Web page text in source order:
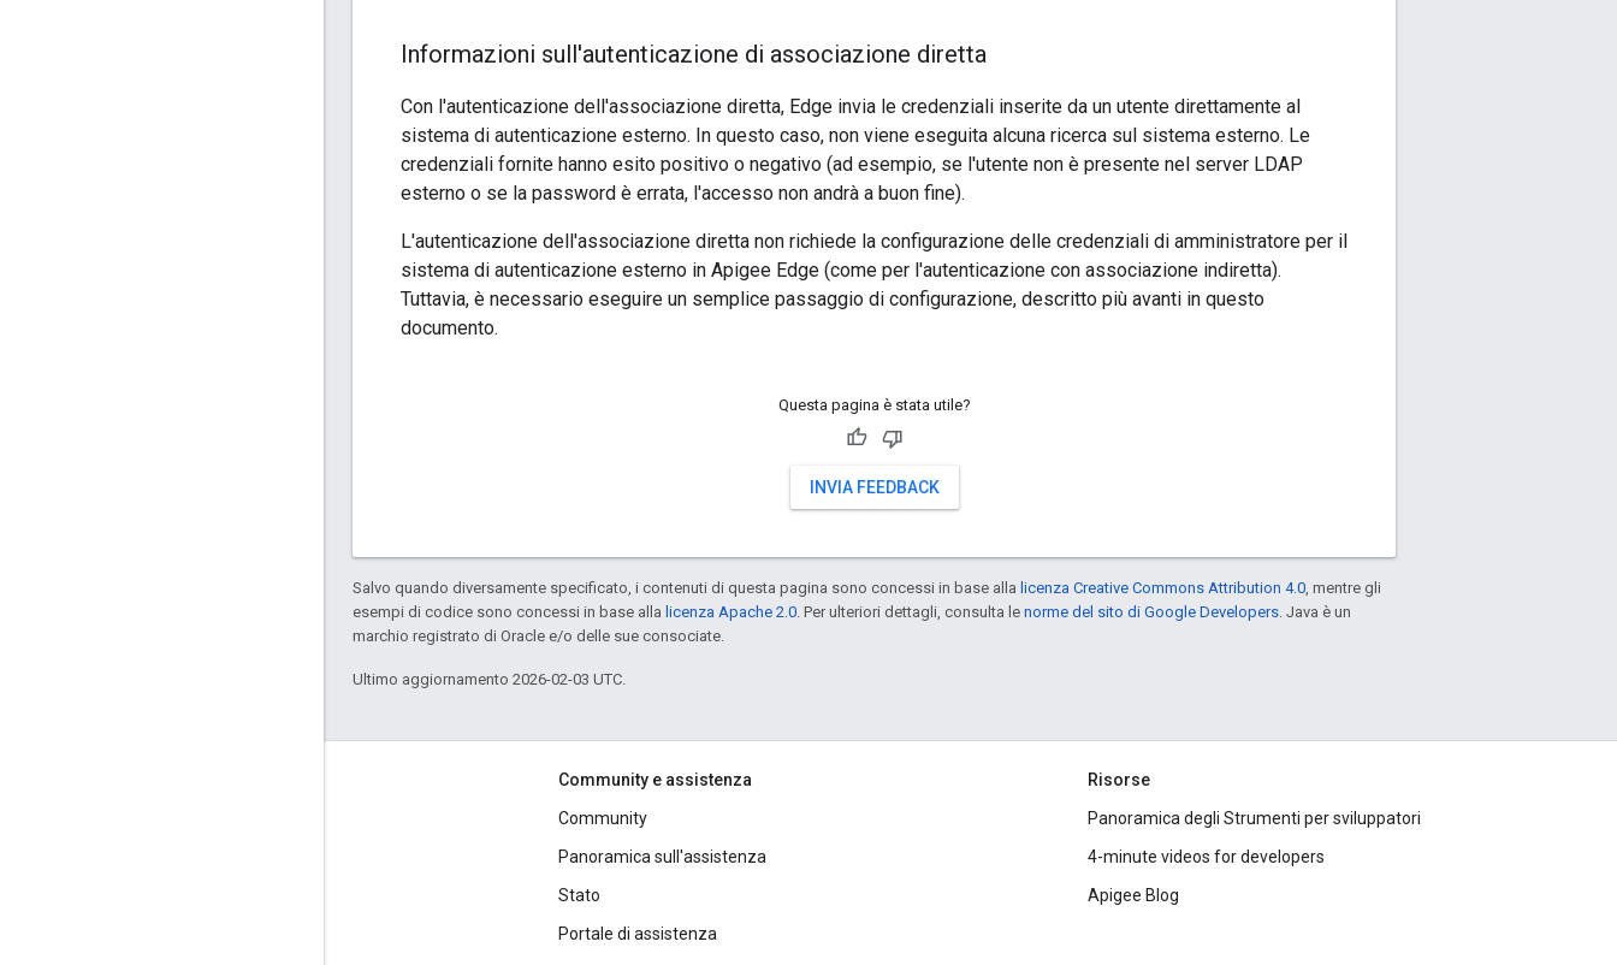
Informazioni sull'autenticazione di associazione diretta
Con l'autenticazione dell'associazione diretta, Edge invia le credenziali inserite da un utente direttamente al
sistema di autenticazione esterno. In questo caso, non viene eseguita alcuna ricerca sul sistema esterno. Le
credenziali fornite hanno esito positivo o negativo (ad esempio, se l'utente non è presente nel server LDAP
esterno o se la password è errata, l'accesso non andrà a buon fine).
L'autenticazione dell'associazione diretta non richiede la configurazione delle credenziali di amministratore per il
sistema di autenticazione esterno in Apigee Edge (come per l'autenticazione con associazione indiretta).
Tuttavia, è necessario eseguire un semplice passaggio di configurazione, descritto più avanti in questo
documento.
Questa pagina è stata utile?
INVIA FEEDBACK
Salvo quando diversamente specificato, i contenuti di questa pagina sono concessi in base alla licenza Creative Commons Attribution 4.0, mentre gli
esempi di codice sono concessi in base alla licenza Apache 2.0. Per ulteriori dettagli, consulta le norme del sito di Google Developers. Java è un
marchio registrato di Oracle e/o delle sue consociate.
Ultimo aggiornamento 2026-02-03 UTC.
Community e assistenza
Community
Panoramica sull'assistenza
Stato
Portale di assistenza
Risorse
Panoramica degli Strumenti per sviluppatori
4-minute videos for developers
Apigee Blog